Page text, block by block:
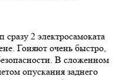
2 электросамоката
Гоняют очень быстро,
В сложенном
опускания заднего